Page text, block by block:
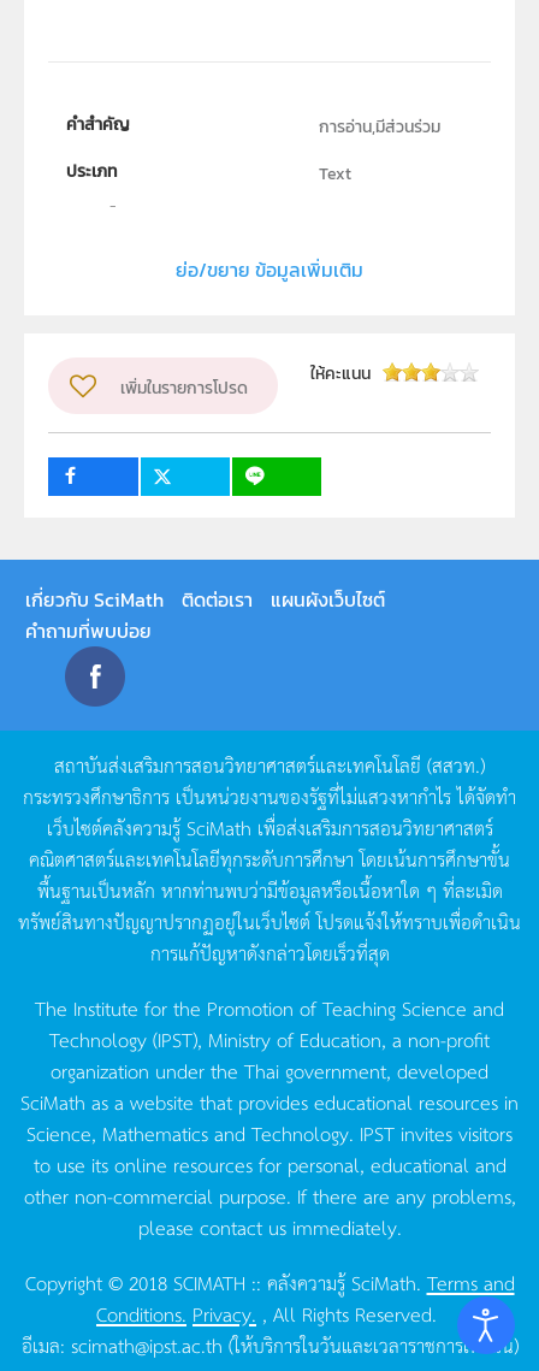
คำสำคัญ
การอ่าน,มีส่วนร่วม
ประเภท
Text
ระดับชั้น
กลุ่มเป้าหมาย
ครู, นักเรียน, บุคคลทั่วไป
ย่อ/ขยาย ข้อมูลเพิ่มเติม
เพิ่มในรายการโปรด
ให้คะแนน
เกี่ยวกับ SciMath ติดต่อเรา
แผนผังเว็บไซต์
คำถามที่พบบ่อย
สถาบันส่งเสริมการสอนวิทยาศาสตร์และเทคโนโลยี (สสวท.)
กระทรวงศึกษาธิการ เป็นหน่วยงานของรัฐที่ไม่แสวงหากำไรได้จัดทำ
เว็บไซต์คลังความรู้SciMath เพื่อส่งเสริมการสอนวิทยาศาสตร์
คณิตศาสตร์และเทคโนโลยีทุกระดับการศึกษา โดยเน้นการศึกษาขั้น
พื้นฐานเป็นหลัก หากท่านพบว่ามีข้อมูลหรือเนื้อหาใด ๆ ที่ละเมิด
ทรัพย์สินทางปัญญาปรากฏอยู่ในเว็บไซต์โปรดแจ้งให้ทราบเพื่อดำเนิน
การแก้ปัญหาดังกล่าวโดยเร็วที่สุด
The Institute for the Promotion of Teaching Science and
Technology (IPST), Ministry of Education, a non-profit
organization under the Thai government, developed
SciMath as a website that provides educational resources in
Science, Mathematics and Technology. IPST invites visitors
to use its online resources for personal, educational and
other non-commercial purpose. If there are any problems,
please contact us immediately.
Copyright © 2018 SCIMATH :: คลังความรู้ SciMath.Terms and
Conditions. Privacy. , All Rights Reserved.
อีเมล: scimath@ipst.ac.th (ให้บริการในวันและเวลาราชการเท่านั้น)